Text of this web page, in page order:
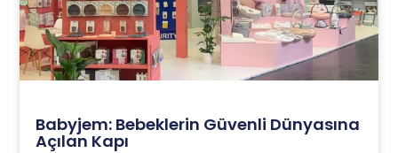
Babyjem: Bebeklerin Güvenli Dünyasına
Açılan Kapı